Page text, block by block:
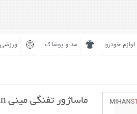
لوازم خودرو مد و پوشاک
ماساژور تفنگی مینی Fascial Gun